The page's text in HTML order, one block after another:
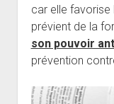
car elle favorise
prévient de la
son pouvoir
prévention